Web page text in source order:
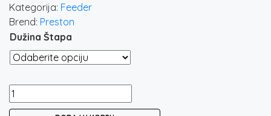
Kategorija: Feeder
Brend: Preston
Dužina Štapa
PRESTON
SUPERA